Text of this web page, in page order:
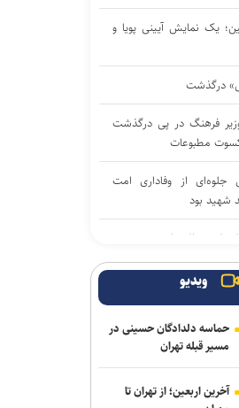
یک نمایش آیینی پویا و
درگذشت
فرهنگ در پی درگذشت
مطبوعات
جلوه‌ای از وفاداری امت
شهید بود
والمسلمین مومنی
تشییع و ترحیم در قم
نمایش عروسکی
به‌صورت زنده پخش می‌شود
برای فیلم جدید؛
ویدیو
حماسه دلدادگان حسینی در
مسیر قبله تهران
آخرین اربعین؛ از تهران تا